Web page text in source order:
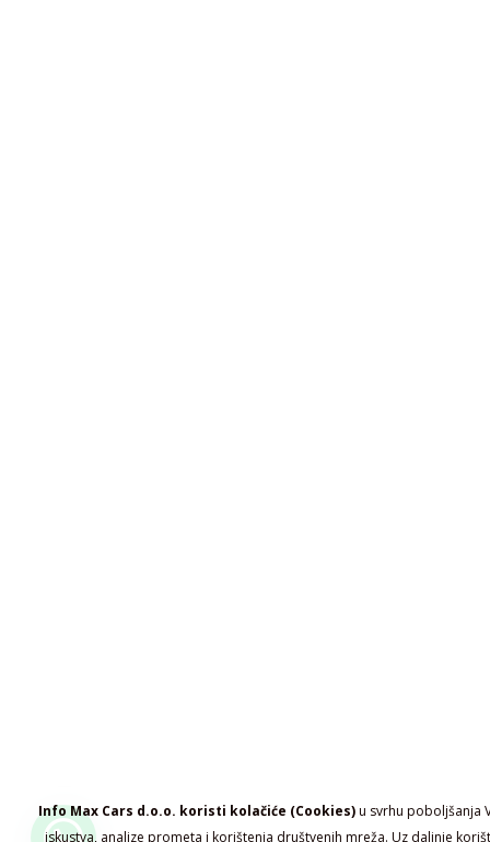
Info Max Cars d.o.o. koristi kolačiće (Cookies)u svrhu poboljšanja
iskustva, analize prometa i korištenja društvenih mreža. Uz daljnje